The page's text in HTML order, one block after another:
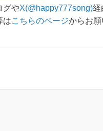
グやX(@happy777song)経
はこちらのページからお願